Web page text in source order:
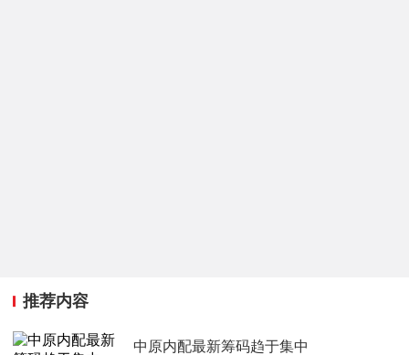
推荐内容
中原内配最新筹码趋于集中